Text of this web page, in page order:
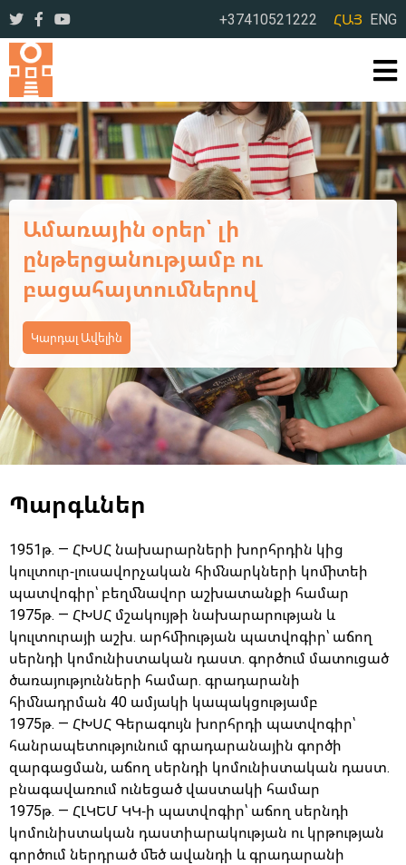
+37410521222 ՀԱՅ ENG
Ամառային օրեր՝ լի
ընթերցանությամբ ու
բացահայտումներով
Կարդալ Ավելին
Պարգևներ
1951թ. — ՀԽՍՀ նախարարների խորհրդին կից
կուլտուր-լուսավորչական հիմնարկների կոմիտեի
պատվոգիր՝ բեղմնավոր աշխատանքի համար
1975թ. — ՀԽՍՀ մշակույթի նախարարության և
կուլտուրայի աշխ. արհմիության պատվոգիր՝ աճող
սերնդի կոմունիստական դաստ. գործում մատուցած
ծառայությունների համար. գրադարանի
հիմնադրման 40 ամյակի կապակցությամբ
1975թ. — ՀԽՍՀ Գերագույն խորհրդի պատվոգիր՝
հանրապետությունում գրադարանային գործի
զարգացման, աճող սերնդի կոմունիստական դաստ.
բնագավառում ունեցած վաստակի համար
1975թ. — ՀԼԿԵՄ ԿԿ-ի պատվոգիր՝ աճող սերնդի
կոմունիստական դաստիարակության ու կրթության
գործում ներդրած մեծ ավանդի և գրադարանի